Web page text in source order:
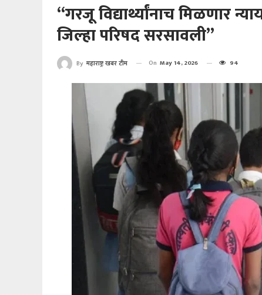
“गरजू विद्यार्थ्यांनाच मिळणार
जिल्हा परिषद सरसावली”
By महाराष्ट्र खबर टीम On May 14, 2026 94